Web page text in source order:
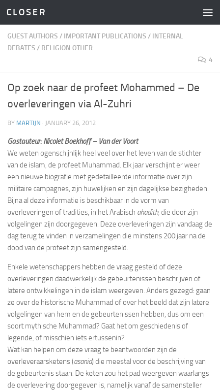
Skip to content
C L O S E R
GUEST AUTHORS / IMPORTANT PUBLICATIONS / INTERNAL
DEBATES / RELIGION OTHER
4
Op zoek naar de profeet Mohammed – De
overleveringen via Al-Zuhri
BY MARTIJN · JANUARY 26, 2012
Gastauteur: Nicolet Boekhoff – Van der Voort
We weten ogenschijnlijk heel veel over het leven van de stichter
van de islam, de profeet Muhammad. Elk jaar verschijnt er weer
een nieuwe biografie met gedetailleerde informatie over zijn
militaire campagnes, zijn huwelijken en zijn dagelijkse bezigheden.
Bijna al deze informatie is beschikbaar in de vorm van
overleveringen of tradities, in het Arabisch ahadith, die door zijn
volgelingen zijn doorgegeven. Deze overleveringen zijn vandaag de
dag terug te vinden in verzamelingen die minstens 200 jaar na de
dood van de profeet zijn samengesteld.
Enkele wetenschappers hebben de vraag gesteld of deze
overleveringen daadwerkelijk de gebeurtenissen beschrijven of
latere ontwikkelingen in de islam weergeven. Anders gezegd: gaan
ze over de historische Muhammad of over het beeld dat zijn latere
volgelingen van hem en de gebeurtenissen hebben, dus om een
soort mythische Muhammad? Gaat het om geschiedenis of
legende, of misschien iets ertussenin?
Wat kan helpen om deze vraag te beantwoorden zijn de
overleveraarsketens (asanid) die meestal voor de beschrijving van
de gebeurtenis staan. De keten zou het pad weergeven waarlangs
de overlevering doorgegeven is, namelijk vanaf de samensteller